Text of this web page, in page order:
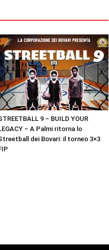
9 – BUILD YOUR
– A Palmi ritorna lo
dei Bovari: il torneo 3×3